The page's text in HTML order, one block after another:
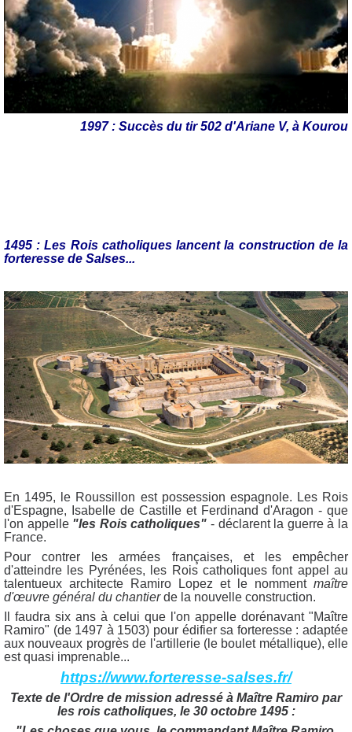
1997 : Succès du tir 502 d'Ariane V, à Kourou
1495 : Les Rois catholiques lancent la construction de la
forteresse de Salses...
En 1495, le Roussillon est possession espagnole. Les Rois
d'Espagne, Isabelle de Castille et Ferdinand d'Aragon - que
l'on appelle "les Rois catholiques" - déclarent la guerre à la
France.
Pour contrer les armées françaises, et les empêcher
d'atteindre les Pyrénées, les Rois catholiques font appel au
talentueux architecte Ramiro Lopez et le nomment maître
d'œuvre général du chantierde la nouvelle construction.
Il faudra six ans à celui que l'on appelle dorénavant "Maître
Ramiro" (de 1497 à 1503) pour édifier sa forteresse : adaptée
aux nouveaux progrès de l'artillerie (le boulet métallique), elle
est quasi imprenable...
https://www.forteresse-salses.fr/
Texte de l'Ordre de mission adressé à Maître Ramiro par
les rois catholiques, le 30 octobre 1495 :